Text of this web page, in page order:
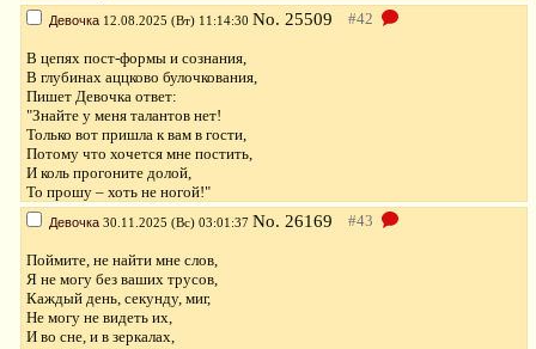
Девочка 12.08.2025 (Вт) 11:14:30 No. 25509
В цепях пост-формы и сознания,
В глубинах аццково булочкования,
Пишет Девочка ответ:
"Знайте у меня талантов нет!
Только вот пришла к вам в гости,
Потому что хочется мне постить,
И коль прогоните долой,
То прошу – хоть не ногой!"
Девочка 30.11.2025 (Вс) 03:01:37 No. 26169
Поймите, не найти мне слов,
Я не могу без ваших трусов,
Каждый день, секунду, миг,
Не могу не видеть их,
И во сне, и в зеркалах,